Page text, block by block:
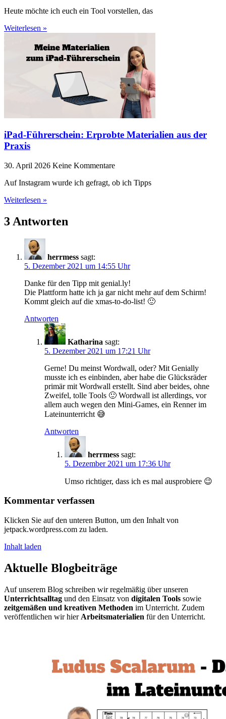
Heute möchte ich euch ein Tool vorstellen, das
Weiterlesen »
iPad-Führerschein: Erprobte Materialien aus der
Praxis
30. April 2026 Keine Kommentare
Auf Instagram wurde ich gefragt, ob ich Tipps
Weiterlesen »
3 Antworten
herrmess sagt:
5. Dezember 2021 um 14:55 Uhr
Danke für den Tipp mit genial.ly!
Die Plattform hatte ich ja gar nicht mehr auf dem Schirm!
Kommt gleich auf die xmas-to-do-list! 🙂
Antworten
Katharina sagt:
5. Dezember 2021 um 17:21 Uhr
Gerne! Du meinst Wordwall, oder? Mit Genially
musste ich es einbinden, aber habe die Glücksräder
primär mit Wordwall erstellt. Sind aber beides, ohne
Zweifel, tolle Tools 🙂 Wordwall ist allerdings, vor
allem auch wegen den Mini-Games, ein Renner im
Lateinunterricht 😅
Antworten
herrmess sagt:
5. Dezember 2021 um 17:36 Uhr
Umso richtiger, dass ich es mal ausprobiere 😉
Kommentar verfassen
Klicken Sie auf den unteren Button, um den Inhalt von
jetpack.wordpress.com zu laden.
Inhalt laden
Aktuelle Blogbeiträge
Auf unserem Blog schreiben wir regelmäßig über unseren
Unterrichtsalltag und den Einsatz von digitalen Tools sowie
zeitgemäßen und kreativen Methoden im Unterricht. Zudem
veröffentlichen wir hier Arbeitsmaterialien für den Unterricht.